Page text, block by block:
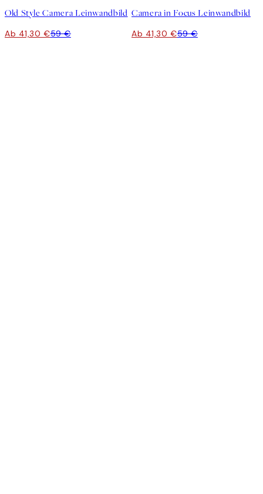
Old Style Camera Leinwandbild
Ab 41,30 €59 €
Camera in Focus Leinwandbild
Ab 41,30 €59 €